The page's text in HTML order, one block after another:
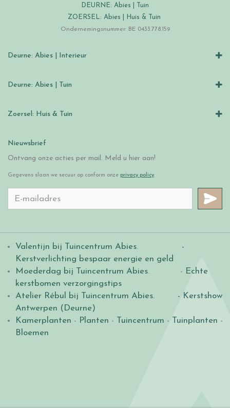
DEURNE: Abies | Tuin
ZOERSEL: Abies | Huis & Tuin
Ondernemingsnummer: BE 0433.778.159
Deurne: Abies | Interieur
Deurne: Abies | Tuin
Zoersel: Huis & Tuin
Nieuwsbrief
Ontvang onze acties per mail. Meld u hier aan!
Gegevens slaan we secuur op conform onze privacy policy.
Valentijn bij Tuincentrum Abies.
-
Kerstverlichting bespaar energie en geld
Moederdag bij Tuincentrum Abies. - Echte
kerstbomen verzorgingstips
Atelier Rébul bij Tuincentrum Abies.
- Kerstshow
Antwerpen (Deurne)
Kamerplanten - Planten - Tuincentrum - Tuinplanten -
Bloemen